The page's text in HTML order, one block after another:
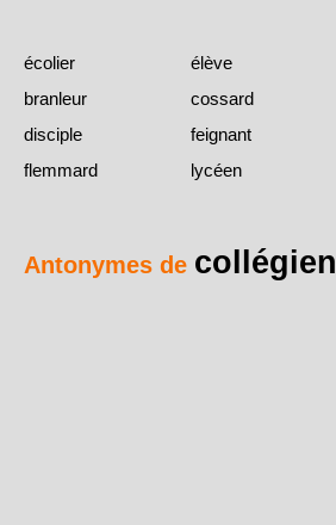
écolier
élève
branleur
cossard
disciple
feignant
flemmard
lycéen
Antonymes de collégien